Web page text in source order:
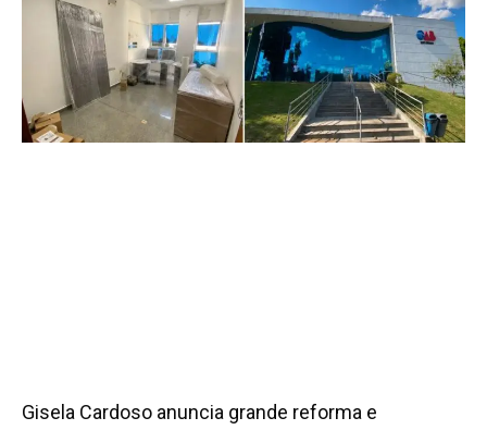
Gisela Cardoso anuncia grande reforma e